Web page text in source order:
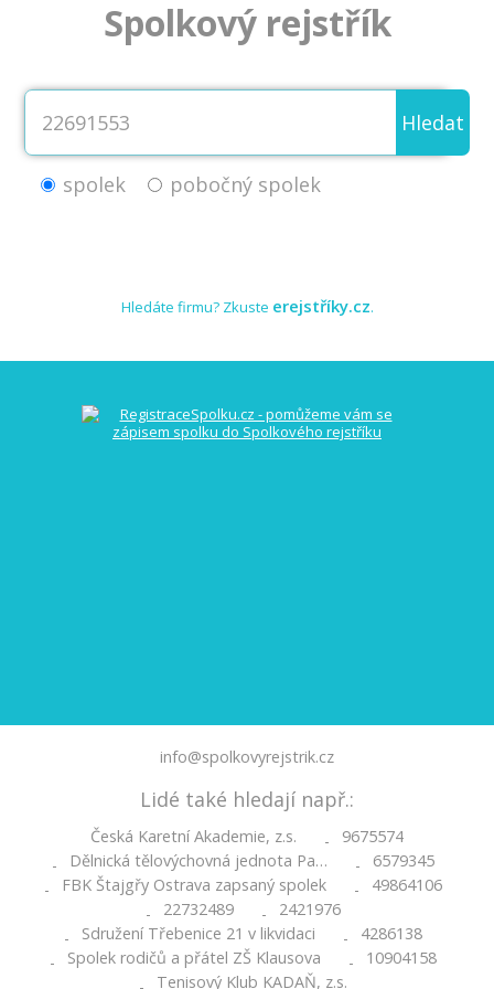
Spolkový rejstřík
Hledat
spolek pobočný spolek
Hledáte firmu? Zkuste erejstříky.cz.
info@spolkovyrejstrik.cz
Lidé také hledají např.:
Česká Karetní Akademie, z.s. -
9675574
-
Dělnická tělovýchovná jednota Pa… -
6579345
-
FBK Štajgřy Ostrava zapsaný spolek -
49864106
-
22732489 -
2421976
-
Sdružení Třebenice 21 v likvidaci -
4286138
-
Spolek rodičů a přátel ZŠ Klausova -
10904158
Tenisový Klub KADAŇ, z.s.